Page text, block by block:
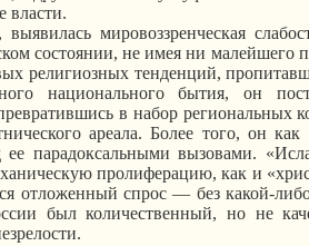
власти.
мировоззренческая
состоянии, не имея ни малейшего
религиозных тенденций,
национального бытия, он
в набор региональных
ареала. Более того, он
парадоксальными вызовами.
пролиферацию, как и
отложенный спрос — без какой-
был количественный, но не